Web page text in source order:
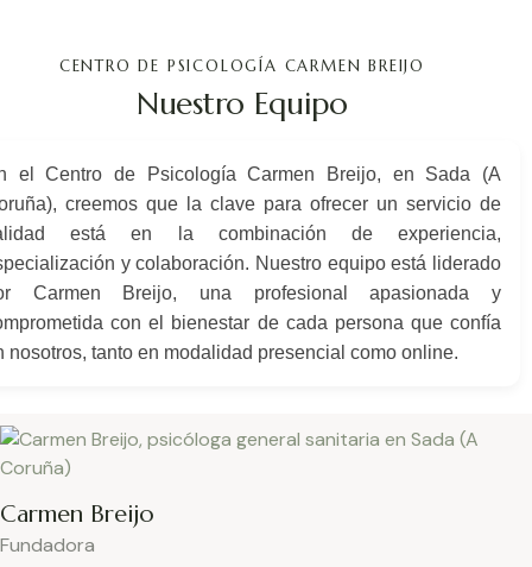
CENTRO DE PSICOLOGÍA CARMEN BREIJO
Nuestro Equipo
el Centro de Psicología Carmen Breijo, en Sada (A
creemos que la clave para ofrecer un servicio de
está en la combinación de experiencia,
y colaboración. Nuestro equipo está liderado
Carmen Breijo, una profesional apasionada y
con el bienestar de cada persona que confía
nosotros, tanto en modalidad presencial como online.
Carmen Breijo
Fundadora